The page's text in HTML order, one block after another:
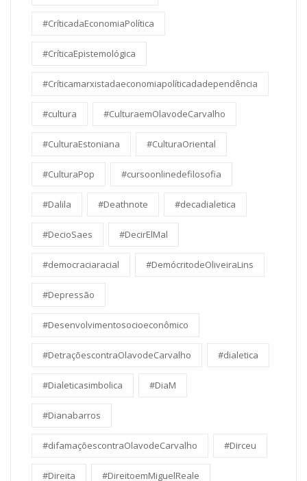
#CríticadaEconomiaPolítica
#CríticaEpistemológica
#Críticamarxistadaeconomiapolíticadadependência
#cultura #CulturaemOlavodeCarvalho
#CulturaEstoniana #CulturaOriental
#CulturaPop #cursoonlinedefilosofia
#Dalila #Deathnote #decadialetica
#DecioSaes #DecirElMal
#democraciaracial #DemócritodeOliveiraLins
#Depressão
#Desenvolvimentosocioeconômico
#DetraçõescontraOlavodeCarvalho #dialetica
#Dialeticasimbolica #DiaM
#Dianabarros
#difamaçõescontraOlavodeCarvalho #Dirceu
#Direita #DireitoemMiguelReale